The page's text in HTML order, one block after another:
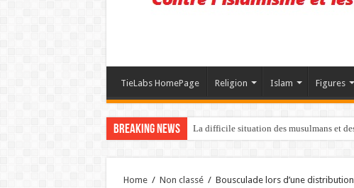
TieLabs HomePage Religion Islam Figures
Breaking News La difficile situation des musulmans et
Home / Non classé / Bousculade lors d’une